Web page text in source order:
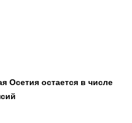
Осетия остается в числе